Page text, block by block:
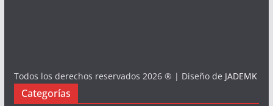
Todos los derechos reservados 2026 ® | Diseño de JADEMK
Categorías